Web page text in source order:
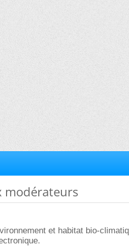
modérateurs
et habitat bio-